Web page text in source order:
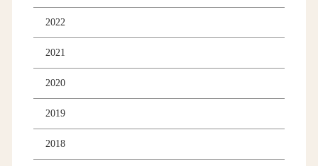
2022
2021
2020
2019
2018